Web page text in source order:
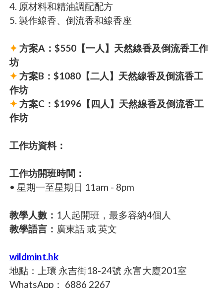
4. 原材料和精油調配配方
5. 製作線香、倒流香和線香座
✦ 方案A：$550【一人】天然線香及倒流香工作
坊
✦ 方案B：$1080【二人】天然線香及倒流香工
作坊
✦ 方案C：$1996【四人】天然線香及倒流香工
作坊
工作坊資料：
工作坊開班時間：
• 星期一至星期日 11am - 8pm
教學人數： 1人起開班，最多容納4個人
教學語言： 廣東話 或 英文
wildmint.hk
地點：上環 永吉街18-24號 永富大廈201室
WhatsApp： 6886 2267